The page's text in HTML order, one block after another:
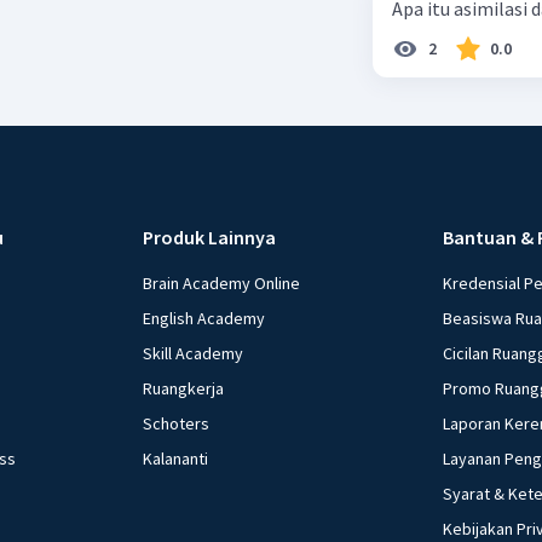
dalam
Melalui
lebih
Beri
Apa itu asimilasi
2 0.0
Produk Lainnya
Brain Academy Online
English Academy
Skill Academy
Ruangkerja
Schoters
Kalananti
Bantuan &
Kredensial
Beasiswa
Cicilan
Promo
Laporan
Layanan
Syarat &
Kebijakan